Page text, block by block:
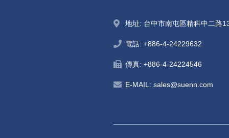
地址: 台中市南屯區精科中二路
電話: +886-4-24229632
傳真: +886-4-24224546
E-MAIL: sales@suenn.com